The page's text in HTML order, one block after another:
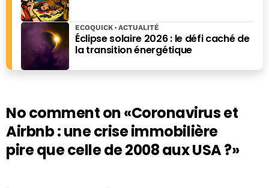
Éclipse solaire 2026 : le défi caché de
la transition énergétique
ECOQUICK ACTUALITÉ
No comment on«Coronavirus et
Airbnb : une crise immobilière
pire que celle de 2008 aux USA ?»